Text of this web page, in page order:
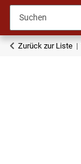
Zurück zur Liste